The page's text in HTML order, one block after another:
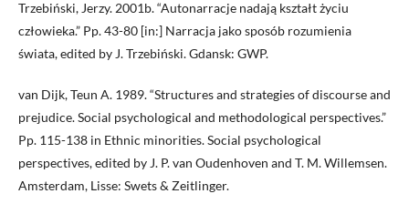
Trzebiński, Jerzy. 2001b. “Autonarracje nadają kształt życiu
człowieka.” Pp. 43-80 [in:] Narracja jako sposób rozumienia
świata, edited by J. Trzebiński. Gdansk: GWP.
van Dijk, Teun A. 1989. “Structures and strategies of discourse and
prejudice. Social psychological and methodological perspectives.”
Pp. 115-138 in Ethnic minorities. Social psychological
perspectives, edited by J. P. van Oudenhoven and T. M. Willemsen.
Amsterdam, Lisse: Swets & Zeitlinger.